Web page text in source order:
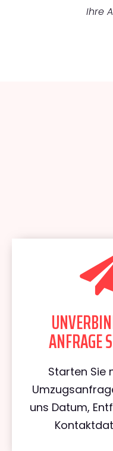
Ihre
ANFRAGE
Starten Sie
uns Datum,